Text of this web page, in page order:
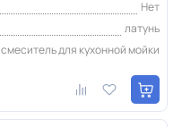
Нет
латунь
смеситель для кухонной мойки